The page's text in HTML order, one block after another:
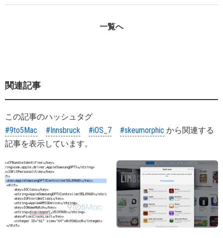
一覧へ
関連記事
この記事のハッシュタグ
#9to5Mac
#Innsbruck #iOS_7 #skeumorphic から関連する
記事を表示しています。